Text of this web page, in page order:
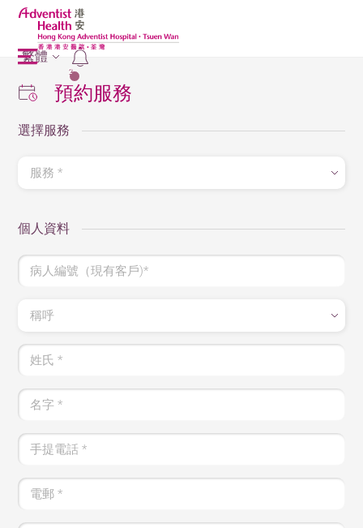
2
繁體
預約服務
選擇服務
服務 *
個人資料
病人編號（現有客戶)*
稱呼
姓氏 *
名字 *
手提電話 *
電郵 *